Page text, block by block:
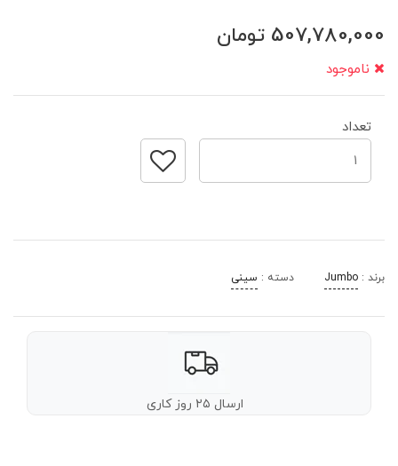
507,780,000 تومان
ناموجود
تعداد
برند : Jumbo دسته : سینی
ارسال ۲۵ روز کاری